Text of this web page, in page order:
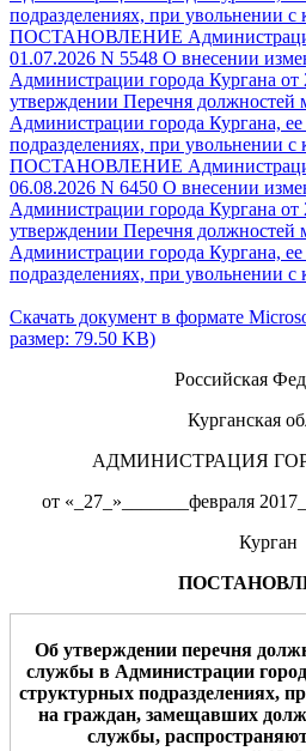
подразделениях, при увольнении с
ПОСТАНОВЛЕНИЕ Администрация
01.07.2026 N 5548 О внесении
Администрации города Кургана
утверждении Перечня
Администрации города Кургана,
подразделениях, при увольнении с
ПОСТАНОВЛЕНИЕ Администрация
06.08.2026 N 6450 О внесении
Администрации города Кургана
утверждении Перечня
Администрации города Кургана,
подразделениях, при увольнении с
Скачать документ в формате
размер: 79.50 KB)
Российская
Курганская
АДМИНИСТРАЦИЯ
от «_27_»_______февраля
Курган
Об утверждении перечня
службы в Администрации
структурных подразделениях,
на граждан, замещавших
службы,